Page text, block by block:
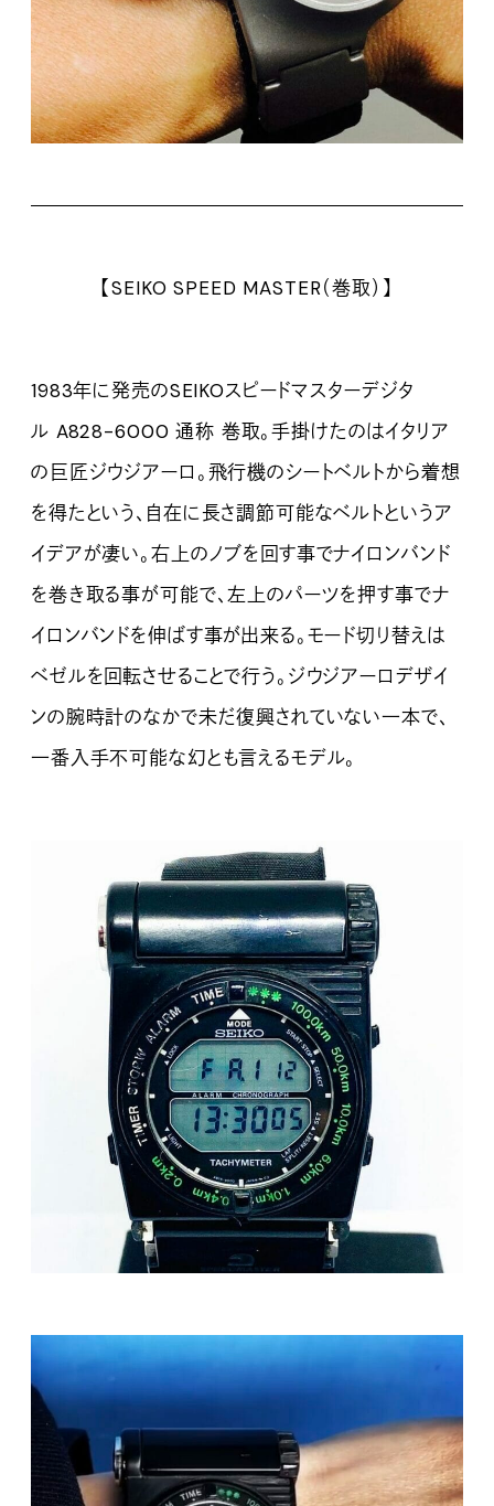
【SEIKO SPEED MASTER（巻取）】
1983年に発売のSEIKOスピードマスターデジタ
ル A828-6000 通称 巻取。手掛けたのはイタリア
の巨匠ジウジアーロ。飛行機のシートベルトから着想
を得たという、自在に長さ調節可能なベルトというア
イデアが凄い。右上のノブを回す事でナイロンバンド
を巻き取る事が可能で、左上のパーツを押す事でナ
イロンバンドを伸ばす事が出来る。モード切り替えは
ベゼルを回転させることで行う。ジウジアーロデザイ
ンの腕時計のなかで未だ復興されていない一本で、
一番入手不可能な幻とも言えるモデル。